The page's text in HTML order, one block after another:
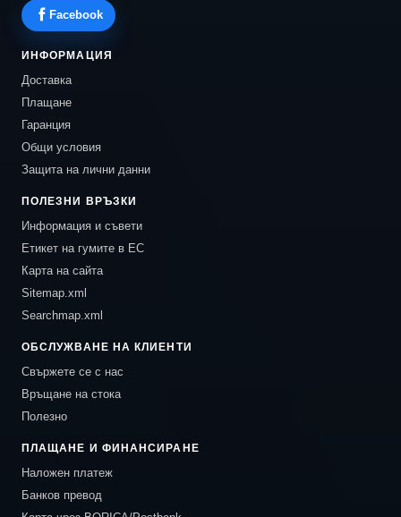
Facebook
ИНФОРМАЦИЯ
Доставка
Плащане
Гаранция
Общи условия
Защита на лични данни
ПОЛЕЗНИ ВРЪЗКИ
Информация и съвети
Етикет на гумите в ЕС
Карта на сайта
Sitemap.xml
Searchmap.xml
ОБСЛУЖВАНЕ НА КЛИЕНТИ
Свържете се с нас
Връщане на стока
Полезно
ПЛАЩАНЕ И ФИНАНСИРАНЕ
Наложен платеж
Банков превод